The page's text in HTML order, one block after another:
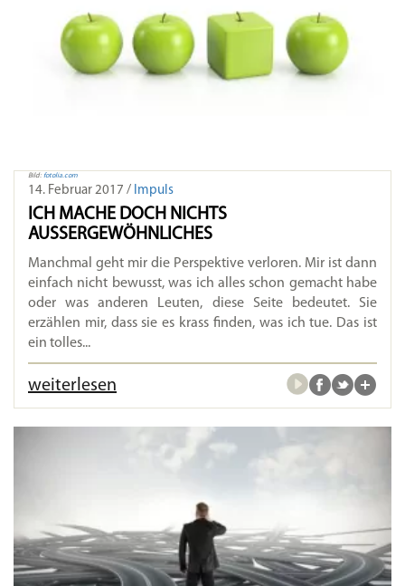
Bild: fotolia.com
14. Februar 2017 / Impuls
ICH MACHE DOCH NICHTS
AUSSERGEWÖHNLICHES
Manchmal geht mir die Perspektive verloren. Mir ist dann
einfach nicht bewusst, was ich alles schon gemacht habe
oder was anderen Leuten, diese Seite bedeutet. Sie
erzählen mir, dass sie es krass finden, was ich tue. Das ist
ein tolles...
weiterlesen